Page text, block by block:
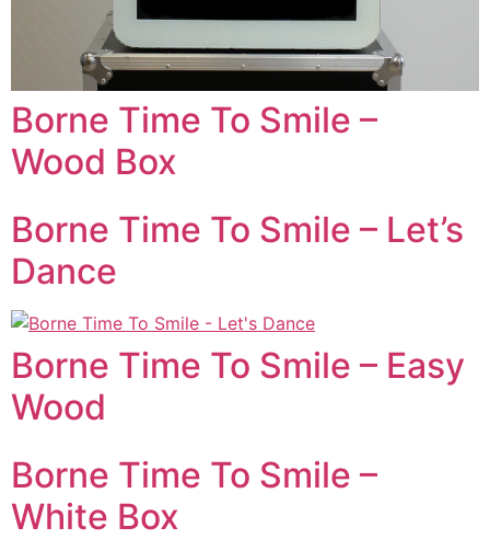
Borne Time To Smile –
Wood Box
Borne Time To Smile – Let’s
Dance
Borne Time To Smile – Easy
Wood
Borne Time To Smile –
White Box